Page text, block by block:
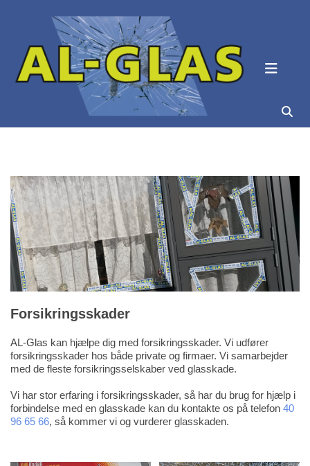
Forsikringsskader
AL-Glas kan hjælpe dig med forsikringsskader. Vi udfører
forsikringsskader hos både private og firmaer. Vi samarbejder
med de fleste forsikringsselskaber ved glasskade.
Vi har stor erfaring i forsikringsskader, så har du brug for hjælp i
forbindelse med en glasskade kan du kontakte os på telefon 40
96 65 66, så kommer vi og vurderer glasskaden.